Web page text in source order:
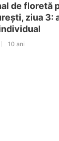
de floretă
ziua 3:
10 ani